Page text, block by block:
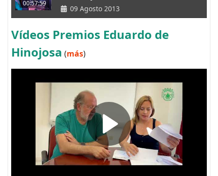
00:57:59
09 Agosto 2013
Vídeos Premios Eduardo de
Hinojosa (más)